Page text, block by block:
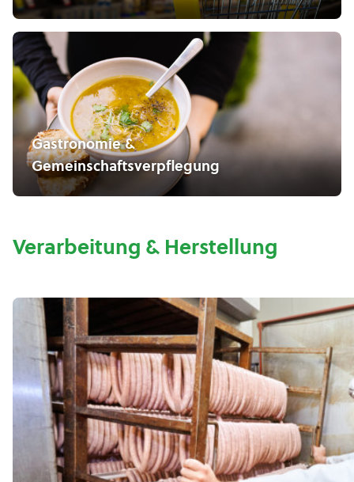
Gastronomie &
Gemeinschaftsverpflegung
Verarbeitung & Herstellung